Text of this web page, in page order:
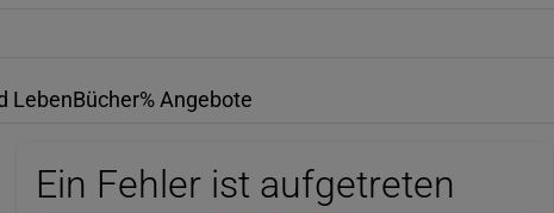
LebenBücher% Angebote
Ein Fehler ist aufgetreten